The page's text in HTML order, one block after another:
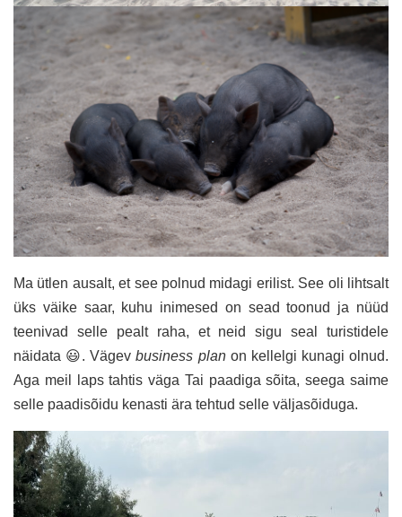
Ma ütlen ausalt, et see polnud midagi erilist. See oli lihtsalt
üks väike saar, kuhu inimesed on sead toonud ja nüüd
teenivad selle pealt raha, et neid sigu seal turistidele
näidata 😃. Vägevbusiness planon kellelgi kunagi olnud.
Aga meil laps tahtis väga Tai paadiga sõita, seega saime
selle paadisõidu kenasti ära tehtud selle väljasõiduga.